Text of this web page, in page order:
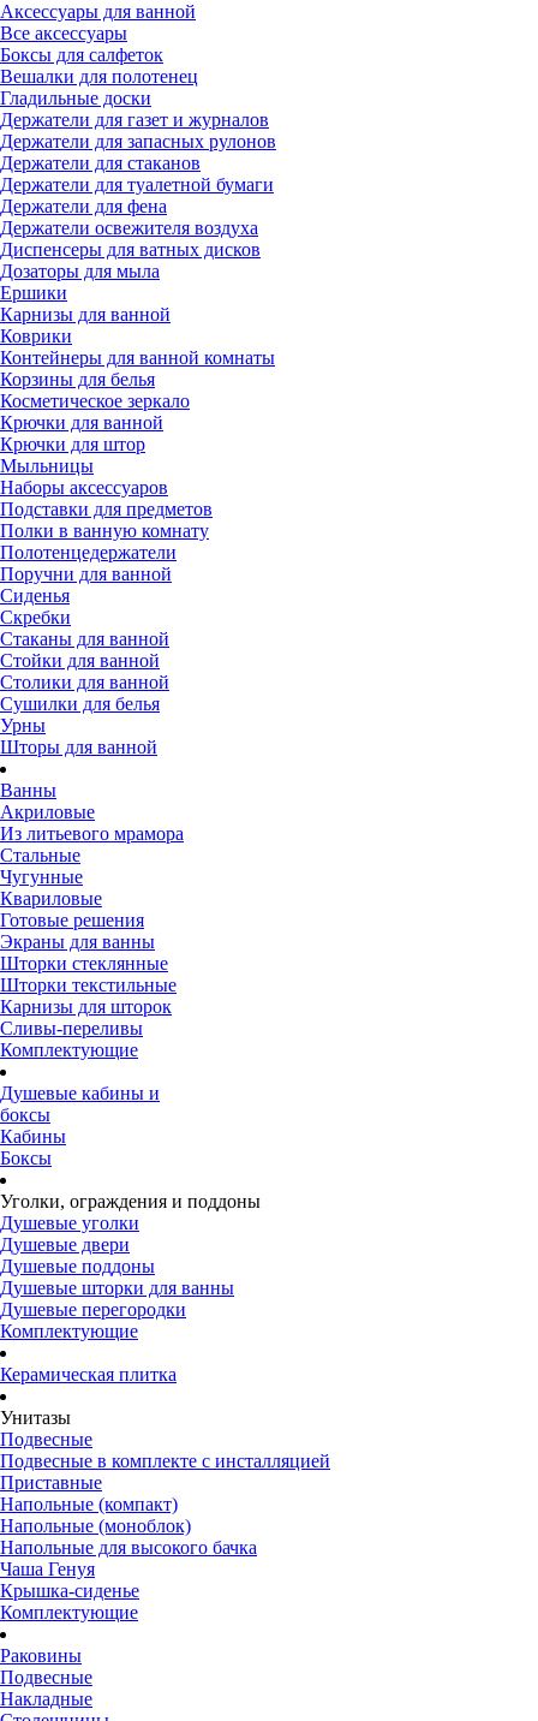
Аксессуары для ванной
Все аксессуары
Боксы для салфеток
Вешалки для полотенец
Гладильные доски
Держатели для газет и журналов
Держатели для запасных рулонов
Держатели для стаканов
Держатели для туалетной бумаги
Держатели для фена
Держатели освежителя воздуха
Диспенсеры для ватных дисков
Дозаторы для мыла
Ершики
Карнизы для ванной
Коврики
Контейнеры для ванной комнаты
Корзины для белья
Косметическое зеркало
Крючки для ванной
Крючки для штор
Мыльницы
Наборы аксессуаров
Подставки для предметов
Полки в ванную комнату
Полотенцедержатели
Поручни для ванной
Сиденья
Скребки
Стаканы для ванной
Стойки для ванной
Столики для ванной
Сушилки для белья
Урны
Шторы для ванной
Ванны
Акриловые
Из литьевого мрамора
Стальные
Чугунные
Квариловые
Готовые решения
Экраны для ванны
Шторки стеклянные
Шторки текстильные
Карнизы для шторок
Сливы-переливы
Комплектующие
Душевые кабины и
боксы
Кабины
Боксы
Уголки, ограждения и поддоны
Душевые уголки
Душевые двери
Душевые поддоны
Душевые шторки для ванны
Душевые перегородки
Комплектующие
Керамическая плитка
Унитазы
Подвесные
Подвесные в комплекте с инсталляцией
Приставные
Напольные (компакт)
Напольные (моноблок)
Напольные для высокого бачка
Чаша Генуя
Крышка-сиденье
Комплектующие
Раковины
Подвесные
Накладные